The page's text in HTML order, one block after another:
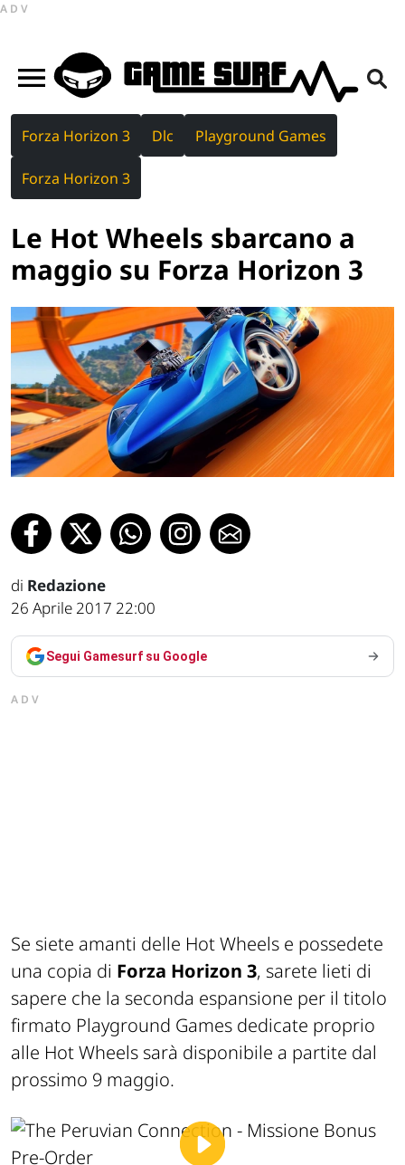
ADV
Forza Horizon 3 Dlc Playground Games
Forza Horizon 3
Le Hot Wheels sbarcano a
maggio su Forza Horizon 3
di Redazione
26 Aprile 2017 22:00
Segui Gamesurf su Google
ADV
Se siete amanti delle Hot Wheels e possedete
una copia di Forza Horizon 3, sarete lieti di
sapere che la seconda espansione per il titolo
firmato Playground Games dedicate proprio
alle Hot Wheels sarà disponibile a partite dal
prossimo 9 maggio.